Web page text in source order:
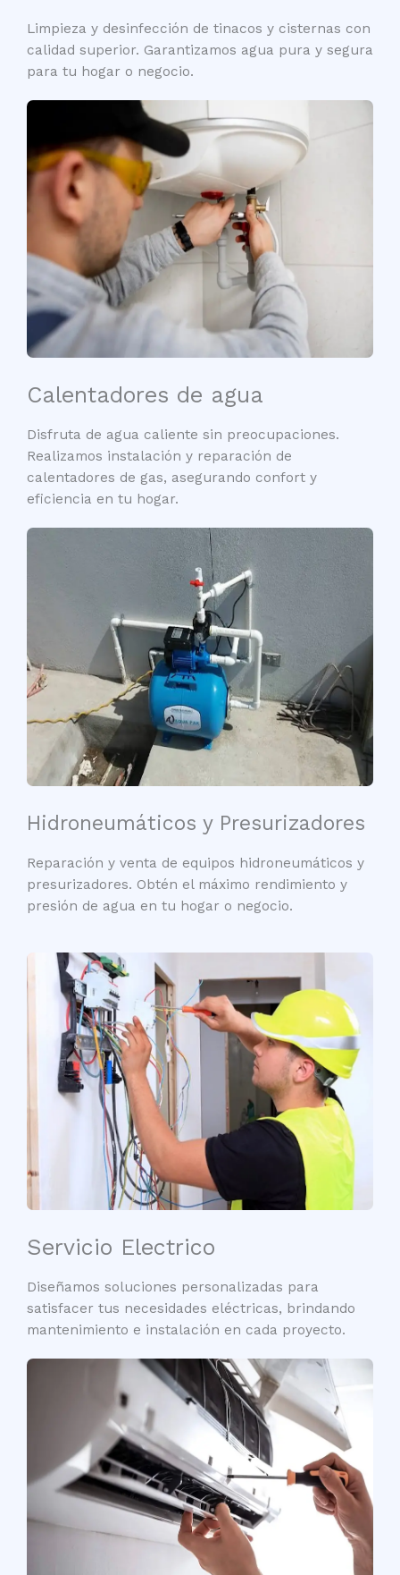
Limpieza y desinfección de tinacos y cisternas con
calidad superior. Garantizamos agua pura y segura
para tu hogar o negocio.
Calentadores de agua
Disfruta de agua caliente sin preocupaciones.
Realizamos instalación y reparación de
calentadores de gas, asegurando confort y
eficiencia en tu hogar.
Hidroneumáticos y Presurizadores​
Reparación y venta de equipos hidroneumáticos y
presurizadores. Obtén el máximo rendimiento y
presión de agua en tu hogar o negocio.
Servicio Electrico
Diseñamos soluciones personalizadas para
satisfacer tus necesidades eléctricas, brindando
mantenimiento e instalación en cada proyecto.